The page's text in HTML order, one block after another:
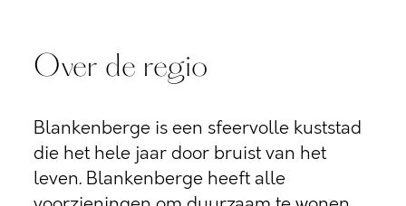
Over de regio
Blankenberge is een sfeervolle kuststad
die het hele jaar door bruist van het
leven. Blankenberge heeft alle